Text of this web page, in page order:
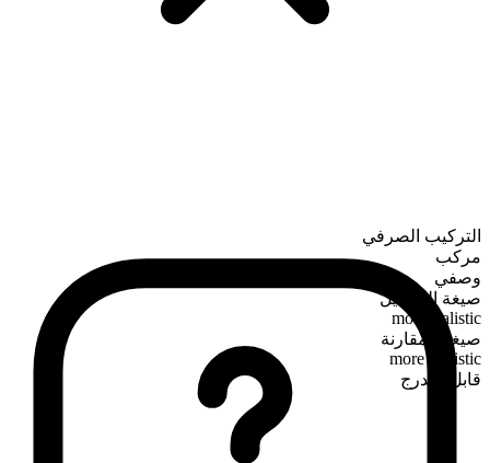
التركيب الصرفي
مركب
وصفي
صيغة التفضيل
most realistic
صيغة المقارنة
more realistic
قابل للتدرج